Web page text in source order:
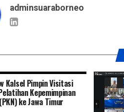
adminsuaraborneo
Kalsel Pimpin Visitasi
Kepemimpinan
ke Jawa Timur